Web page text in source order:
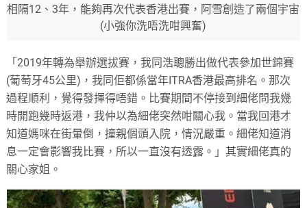
相隔12、3年，能夠再次代表香港出賽，阿雪創造了兩個宇宙
(小強你洗唔洗咁興奮)
「2019年轉為舉辦選拔賽，我同浩聰勝出做代表參加世錦賽
(葡萄牙45公里)，我同佢都係當年ITRA香港最高排名。那次
過程順利，覺得發揮得唔錯。比賽期間不停接到細佬問我幾
時開跑幾時返港，我仲以為細佬突然咁關心我。當我回港才
知道媽咪在街暈倒，撞親個頭入院，情況嚴重。細佬知道消
息一定會影響我比賽，所以一直沒有透露。」其實細佬真的
關心家姐。